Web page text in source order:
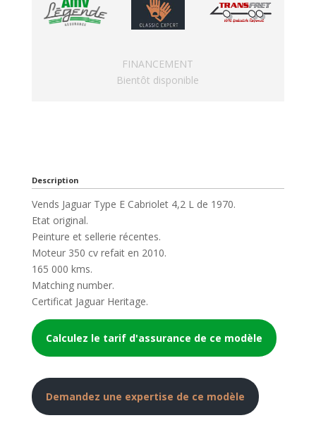
FINANCEMENT
Bientôt disponible
Description
Vends Jaguar Type E Cabriolet 4,2 L de 1970.
Etat original.
Peinture et sellerie récentes.
Moteur 350 cv refait en 2010.
165 000 kms.
Matching number.
Certificat Jaguar Heritage.
Calculez le tarif d'assurance de ce modèle
Demandez une expertise de ce modèle